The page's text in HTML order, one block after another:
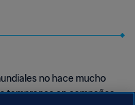
no hace mucho
tempranas en campañas